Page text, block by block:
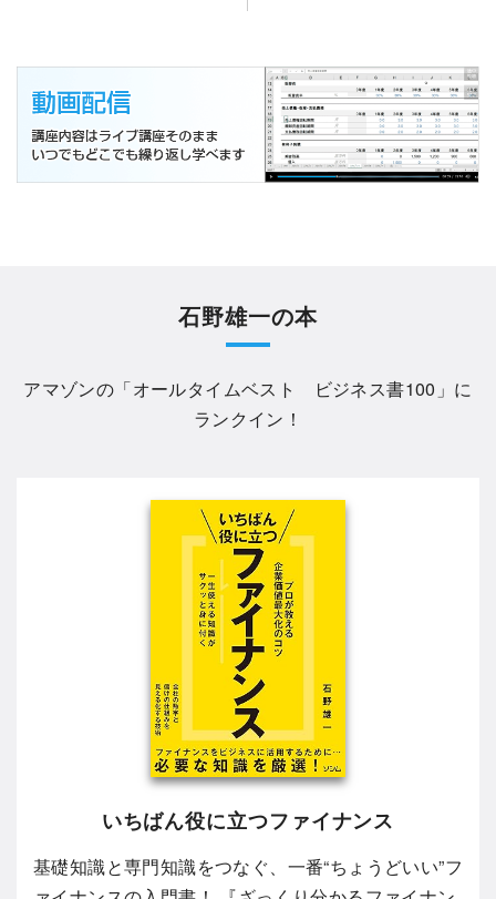
石野雄一の本
アマゾンの「オールタイムベスト ビジネス書100 」に
ランクイン！
いちばん役に立つファイナンス
基礎知識と専門知識をつなぐ、一番“ちょうどいい”フ